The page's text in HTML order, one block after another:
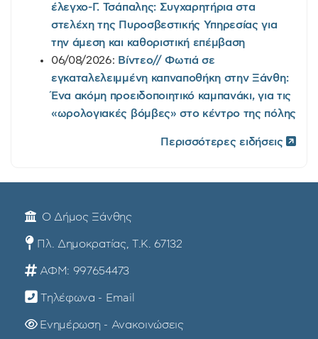
έλεγχο-Γ. Τσάπαλης: Συγχαρητήρια στα
στελέχη της Πυροσβεστικής Υπηρεσίας για
την άμεση και καθοριστική επέμβαση
06/08/2026: Βίντεο// Φωτιά σε
εγκαταλελειμμένη καπναποθήκη στην Ξάνθη:
Ένα ακόμη προειδοποιητικό καμπανάκι, για τις
«ωρολογιακές βόμβες» στο κέντρο της πόλης
Περισσότερες ειδήσεις
Ο Δήμος Ξάνθης
Πλ. Δημοκρατίας, Τ.Κ. 67132
ΑΦΜ: 997654473
Τηλέφωνα - Email
Ενημέρωση - Ανακοινώσεις